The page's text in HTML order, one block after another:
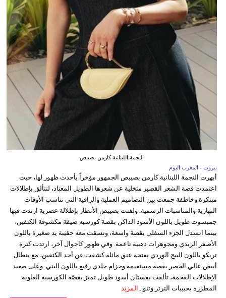
النجمة اللبنانية كارمن بصيبص
بيروت - المغرب اليوم
أبهرت النجمة اللبنانية كارمن بصيبص الجمهور مؤخراً بأحدث ظهور لها، حيث
اعتمدت قصة الشعر القصير متخلية عن شعرها الطويل المعتاد، لتتألق بإطلالات
مبتكرة وخاطفة جمعت بين التصاميم العملية والراقية التي تناسب الأوقات
النهارية والمناسبات الرسمية. ولفتت بصيبص الأنظار بإطلالة عصرية ارتدت فيها
جمبسوت طويل باللون الأسود الداكن بقصة كورسيه ضيقة مكشوفة الكتفين،
بينما انسدل الجزء السفلي بقصة واسعة، ونسقت معه حقيبة يد صغيرة باللون
الأصفر الزبدي ومجوهرات ذهبية ناعمة. وفي ظهور كاجوال آخر، ارتدت كنزة
تريكو باللون البيج الوردي بفتحة عنق مائلة كشفت عن أحد الكتفين، مع بنطال
أبيض عالي الخصر بقصة مستقيمة وحزام جلدي رفيع باللون البني. وعلى صعيد
الإطلالات الفخمة، تألقت بفستان أسود طويل تميز بقصّة الكورسيه العلوية
المطرزة بحبيبات الترتر وتنو...
المزيد